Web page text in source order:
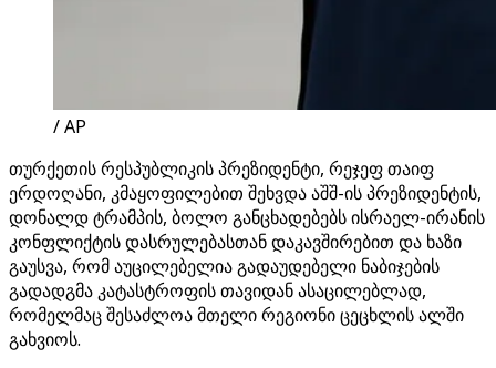
/ AP
თურქეთის რესპუბლიკის პრეზიდენტი, რეჯეფ თაიფ
ერდოღანი, კმაყოფილებით შეხვდა აშშ-ის პრეზიდენტის,
დონალდ ტრამპის, ბოლო განცხადებებს ისრაელ-ირანის
კონფლიქტის დასრულებასთან დაკავშირებით და ხაზი
გაუსვა, რომ აუცილებელია გადაუდებელი ნაბიჯების
გადადგმა კატასტროფის თავიდან ასაცილებლად,
რომელმაც შესაძლოა მთელი რეგიონი ცეცხლის ალში
გახვიოს.